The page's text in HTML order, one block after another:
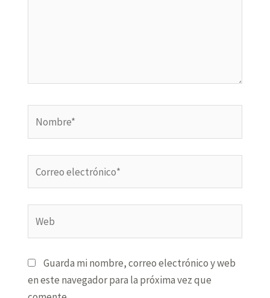
Guarda mi nombre, correo electrónico y web
en este navegador para la próxima vez que